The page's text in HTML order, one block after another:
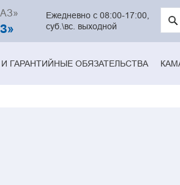
Ежедневно с 08:00-17:00,
суб.\вс. выходной
ГАРАНТИЙНЫЕ ОБЯЗАТЕЛЬСТВА